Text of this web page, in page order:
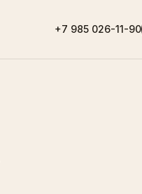
+7 985 026-11-90